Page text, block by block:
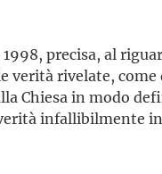
precisa, al
rivelate,
Chiesa in modo
infallibilmente